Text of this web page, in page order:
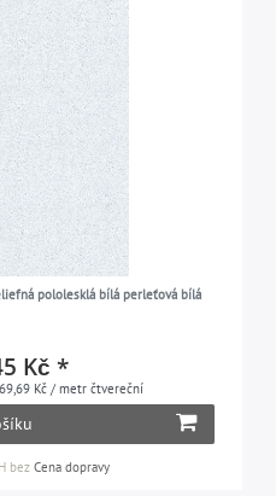
pololesklá bílá perleťová bílá
Kč *
Kč / metr čtvereční
bez Cena dopravy